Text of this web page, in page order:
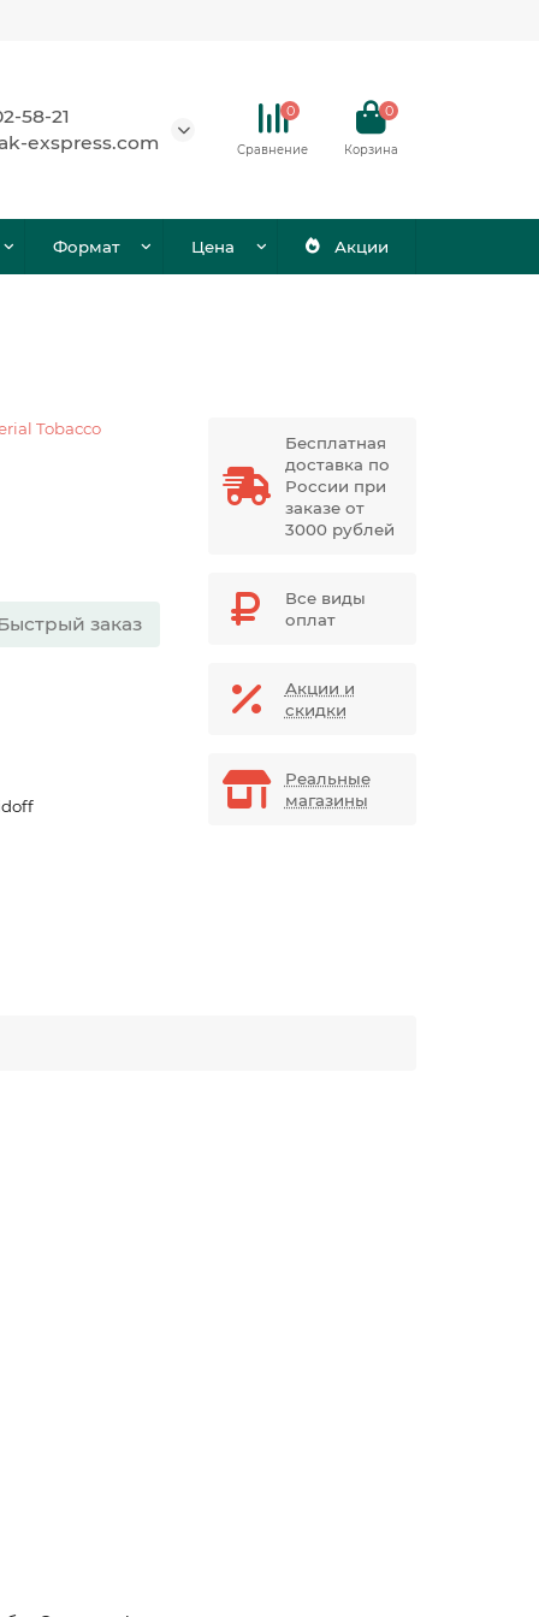
58-21
exspress.com
0
Сравнение
0
Корзина
Формат Цена Акции
Tobacco
заказ
Бесплатная
доставка по
России при
заказе от
3000 рублей
Все виды
оплат
Акции и
скидки
Реальные
магазины